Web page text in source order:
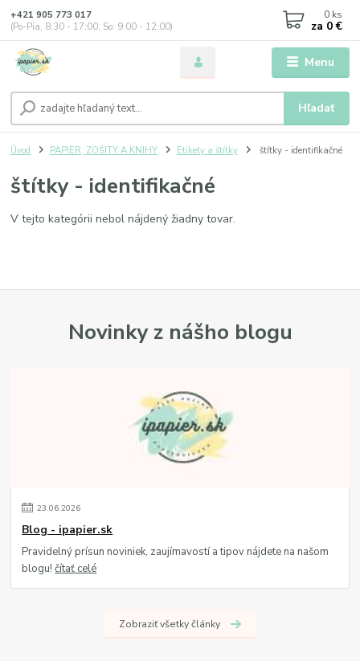
Menu
Hľadať
+421 905 773 017
(Po-Pia, 8:30 - 17:00, So: 9:00 - 12:00)
0 ks
za 0 €
Úvod PAPIER, ZOŠITY A KNIHY Etikety a štítky štítky - identifikačné
štítky - identifikačné
V tejto kategórii nebol nájdený žiadny tovar.
Novinky z nášho blogu
23.06.2026
Blog - ipapier.sk
Pravidelný prísun noviniek, zaujímavostí a tipov nájdete na našom
blogu!čítať celé
Zobraziť všetky články